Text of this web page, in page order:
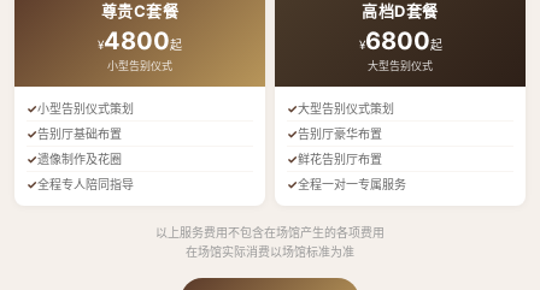
尊贵C套餐
¥4800起
小型告别仪式
小型告别仪式策划
告别厅基础布置
遗像制作及花圈
全程专人陪同指导
高档D套餐
¥6800起
大型告别仪式
大型告别仪式策划
告别厅豪华布置
鲜花告别厅布置
全程一对一专属服务
以上服务费用不包含在场馆产生的各项费用
在场馆实际消费以场馆标准为准